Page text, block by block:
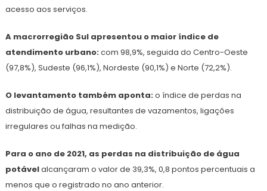
acesso aos serviços.
A macrorregião Sul apresentou o maior índice de
atendimento urbano:com 98,9%, seguida do Centro-Oeste
(97,8%), Sudeste (96,1%), Nordeste (90,1%) e Norte (72,2%).
O levantamento também aponta:o índice de perdas na
distribuição de água, resultantes de vazamentos, ligações
irregulares ou falhas na medição.
Para o ano de 2021, as perdas na distribuição de água
potávelalcançaram o valor de 39,3%, 0,8 pontos percentuais a
menos que o registrado no ano anterior.